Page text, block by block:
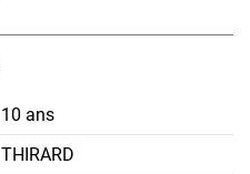
10 ans
THIRARD